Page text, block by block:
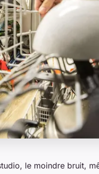
le moindre bruit,